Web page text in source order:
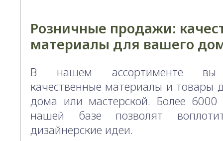
Розничные продажи:
материалы для вашего
В нашем ассортименте вы
качественные материалы и товары
дома или мастерской. Более 6000
нашей базе позволят
дизайнерские идеи.